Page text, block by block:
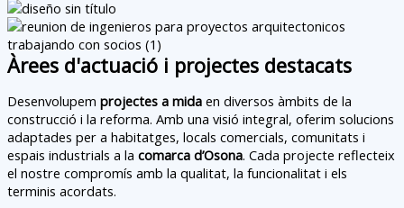
Àrees d'actuació i projectes destacats
Desenvolupem projectes a mida en diversos àmbits de la
construcció i la reforma. Amb una visió integral, oferim solucions
adaptades per a habitatges, locals comercials, comunitats i
espais industrials a la comarca d’Osona. Cada projecte reflecteix
el nostre compromís amb la qualitat, la funcionalitat i els
terminis acordats.